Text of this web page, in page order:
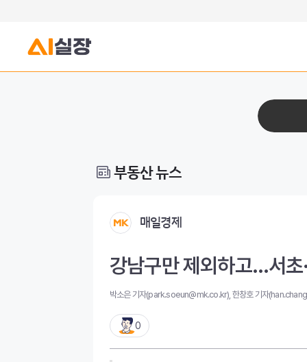
부동산 뉴스
매일경제
강남구만 제외하고…서초
박소은 기자(park.soeun@mk.co.kr), 한창호 기자
0